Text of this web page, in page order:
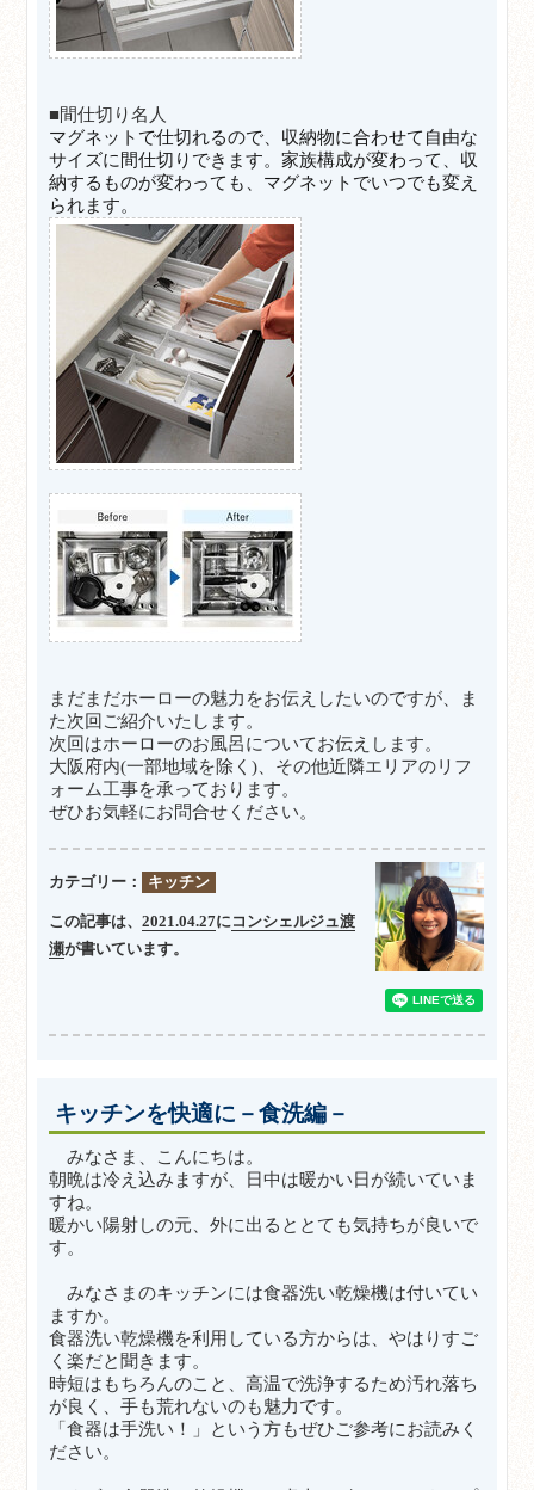
■間仕切り名人
マグネットで仕切れるので、収納物に合わせて自由な
サイズに間仕切りできます。家族構成が変わって、収
納するものが変わっても、マグネットでいつでも変え
られます。
まだまだホーローの魅力をお伝えしたいのですが、ま
た次回ご紹介いたします。
次回はホーローのお風呂についてお伝えします。
大阪府内(一部地域を除く)、 その他近隣エリアのリフ
ォーム工事を承っております。
ぜひお気軽にお問合せください。
カテゴリー： キッチン
この記事は、2021.04.27に コンシェルジュ渡
瀬が書いています。
キッチンを快適に－食洗編－
みなさま、こんにちは。
朝晩は冷え込みますが、日中は暖かい日が続いていま
すね。
暖かい陽射しの元、外に出るととても気持ちが良いで
す。
みなさまのキッチンには食器洗い乾燥機は付いてい
ますか。
食器洗い乾燥機を利用している方からは、やはりすご
く楽だと聞きます。
時短はもちろんのこと、高温で洗浄するため汚れ落ち
が良く、手も荒れないのも魅力です。
「食器は手洗い！」という方もぜひご参考にお読みく
ださい。